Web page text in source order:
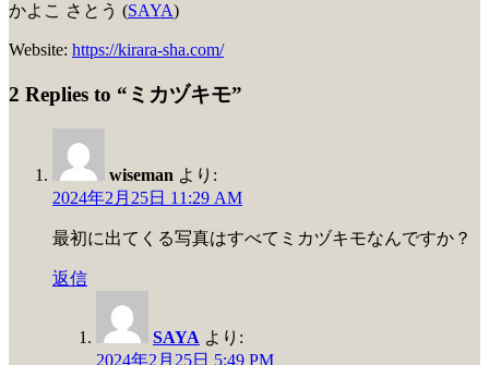
かよこ さとう (SAYA)
Website: https://kirara-sha.com/
2 Replies to “ミカヅキモ”
wiseman より:
2024年2月25日 11:29 AM
最初に出てくる写真はすべてミカヅキモなんですか？
返信
SAYA より:
2024年2月25日 5:49 PM